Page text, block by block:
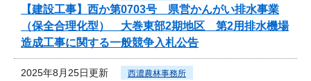
【建設工事】西か第0703号 県営かんがい排水事業
（保全合理化型） 大巻東部2期地区 第2用排水機場
造成工事に関する一般競争入札公告
2025年8月25日更新 西濃農林事務所